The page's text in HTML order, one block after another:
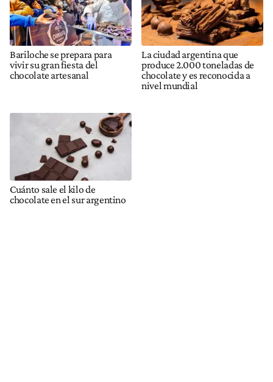
Bariloche se prepara para
vivir su gran fiesta del
chocolate artesanal
La ciudad argentina que
produce 2.000 toneladas de
chocolate y es reconocida a
nivel mundial
Cuánto sale el kilo de
chocolate en el sur argentino